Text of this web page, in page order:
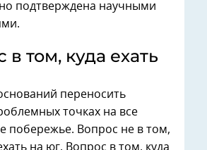
подтверждена научными
в том, куда ехать
переносить
точках на все
побережье. Вопрос не в том,
на юг. Вопрос в том, куда